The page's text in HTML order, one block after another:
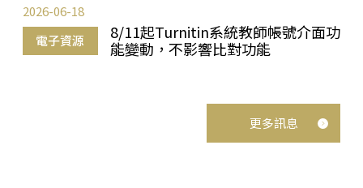
電子資源
8/11起Turnitin系統教師帳號介面功
能變動，不影響比對功能
2026-06-18
更多訊息